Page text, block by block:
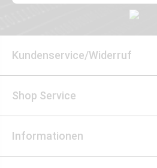
Kundenservice/Widerruf
Shop Service
Informationen